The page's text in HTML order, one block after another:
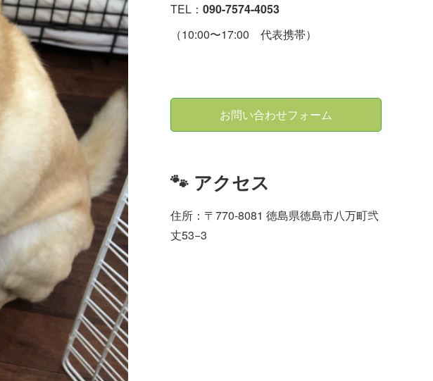
TEL： 090-7574-4053
（10:00〜17:00 代表携帯）
お問い合わせフォーム
🐾 アクセス
住所：〒770-8081 徳島県徳島市八万町弐
丈53−3